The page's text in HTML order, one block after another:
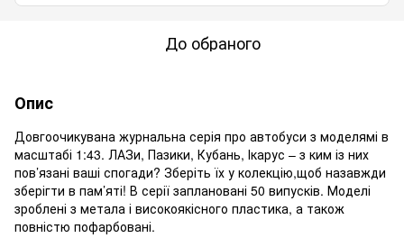
До обраного
Опис
Довгоочикувана журнальна серія про автобуси з моделямі в
масштабі 1:43. ЛАЗи, Пазики, Кубань, Ікарус – з ким із них
пов’язані ваші спогади? Зберіть їх у колекцію,щоб назавжди
зберігти в пам’яті! В серії заплановані 50 випусків. Моделі
зроблені з метала і високоякісного пластика, а також
повністю пофарбовані.